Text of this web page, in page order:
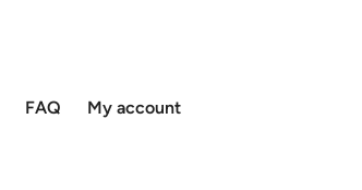
FAQ My account